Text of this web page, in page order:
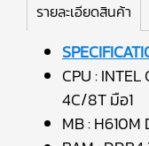
รายละเอียดสินค้า
CPU :
4C/8T มือ1
MB : H610M